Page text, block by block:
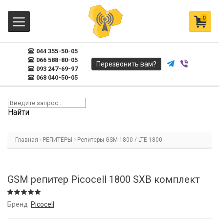
0
044 355-50-05
066 588-80-05
093 247-69-97
068 040-50-05
Перезвонить вам?
Найти
Главная РЕПИТЕРЫ Репитеры GSM 1800 / LTE 1800
GSM репитер Picocell 1800 SXB комплект
Бренд Picocell